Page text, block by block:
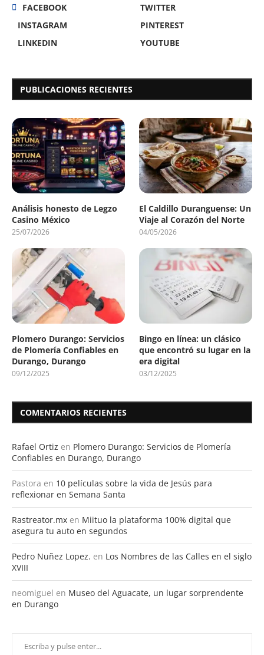
FACEBOOK
TWITTER
INSTAGRAM
PINTEREST
LINKEDIN
YOUTUBE
PUBLICACIONES RECIENTES
Análisis honesto de Legzo
Casino México
25/07/2026
El Caldillo Duranguense: Un
Viaje al Corazón del Norte
04/05/2026
Plomero Durango: Servicios
de Plomería Confiables en
Durango, Durango
09/12/2025
Bingo en línea: un clásico
que encontró su lugar en la
era digital
03/12/2025
COMENTARIOS RECIENTES
Rafael Ortiz en Plomero Durango: Servicios de Plomería
Confiables en Durango, Durango
Pastora en 10 películas sobre la vida de Jesús para
reflexionar en Semana Santa
Rastreator.mx en Miituo la plataforma 100% digital que
asegura tu auto en segundos
Pedro Nuñez Lopez. en Los Nombres de las Calles en el siglo
XVIII
neomiguel en Museo del Aguacate, un lugar sorprendente
en Durango